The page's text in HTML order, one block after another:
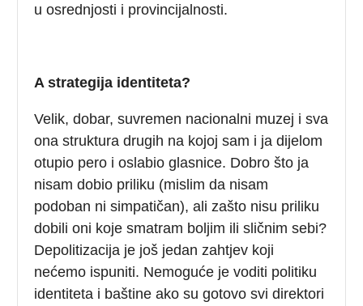
u osrednjosti i provincijalnosti.
A strategija identiteta?
Velik, dobar, suvremen nacionalni muzej i sva
ona struktura drugih na kojoj sam i ja dijelom
otupio pero i oslabio glasnice. Dobro što ja
nisam dobio priliku (mislim da nisam
podoban ni simpatičan), ali zašto nisu priliku
dobili oni koje smatram boljim ili sličnim sebi?
Depolitizacija je još jedan zahtjev koji
nećemo ispuniti. Nemoguće je voditi politiku
identiteta i baštine ako su gotovo svi direktori